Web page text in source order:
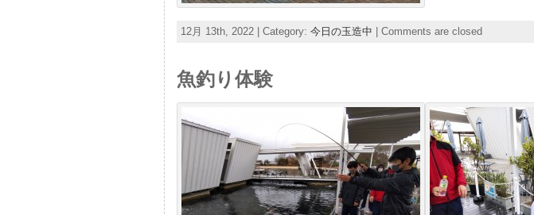
12月 13th, 2022 | Category: 今日の玉造中 Comments are closed
魚釣り体験